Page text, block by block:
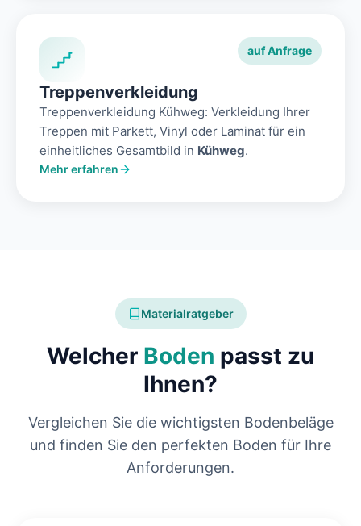
auf Anfrage
Treppenverkleidung
Treppenverkleidung Kühweg: Verkleidung Ihrer
Treppen mit Parkett, Vinyl oder Laminat für ein
einheitliches Gesamtbild in Kühweg.
Mehr erfahren
Materialratgeber
Welcher Boden passt zu
Ihnen?
Vergleichen Sie die wichtigsten Bodenbeläge
und finden Sie den perfekten Boden für Ihre
Anforderungen.